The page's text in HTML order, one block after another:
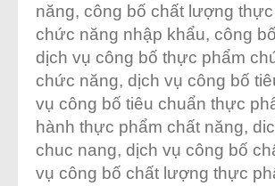
năng, công bố chất lượng
chức năng nhập khẩu, công
dịch vụ công bố thực phẩm
chức năng, dịch vụ công bố
vụ công bố tiêu chuẩn thực
hành thực phẩm chất năng,
chuc nang, dịch vụ công bố
vụ công bố chất lượng thực